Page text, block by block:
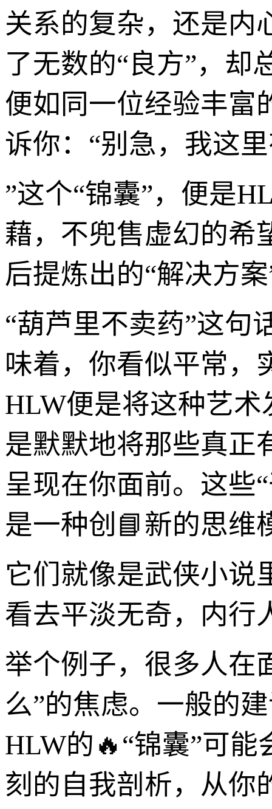
关系的复杂，还是内
了无数的“良方”，却
便如同一位经验丰富
诉你：“别急，我这
”这个“锦囊”，便是
藉，不兜售虚幻的希
后提炼出的“解决方
“葫芦里不卖药”这句
味着，你看似平常，
HLW便是将这种艺
是默默地将那些真正
呈现在你面前。这些
是一种创📘新的思维
它们就像是武侠小说
看去平淡无奇，内行
举个例子，很多人在
么”的焦虑。一般的
HLW的🔥“锦囊”可
刻的自我剖析，从你